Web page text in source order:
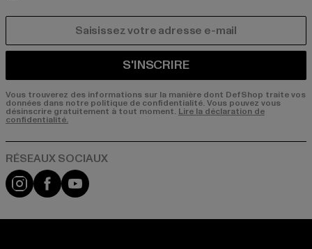
S'INSCRIRE
Vous trouverez des informations sur la manière dont DefShop traite vos
données dans notre politique de confidentialité. Vous pouvez vous
désinscrire gratuitement à tout moment. Lire la déclaration de
confidentialité.
Visit our Instagram page:
Visit our Facebook page:
Visit our YouTube channel: